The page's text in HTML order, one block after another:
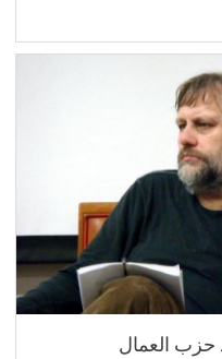
حزب العمال